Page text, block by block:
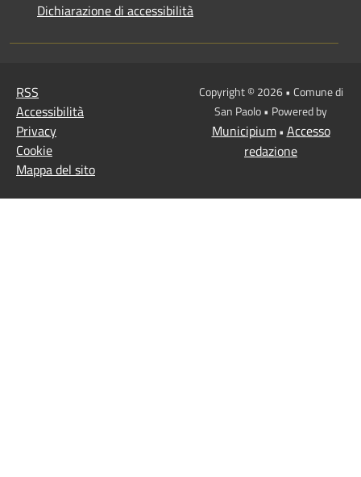
Dichiarazione di accessibilità
RSS
Accessibilità
Privacy
Cookie
Mappa del sito
Copyright © 2026 • Comune di
San Paolo • Powered by
Municipium• Accesso
redazione